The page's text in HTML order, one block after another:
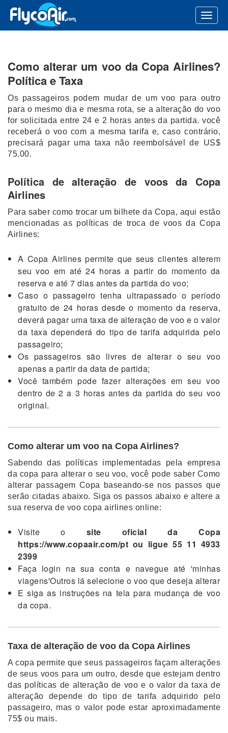
Como alterar um voo da Copa Airlines?
Política e Taxa
Os passageiros podem mudar de um voo para outro
para o mesmo dia e mesma rota, se a alteração do voo
for solicitada entre 24 e 2 horas antes da partida. você
receberá o voo com a mesma tarifa e, caso contrário,
precisará pagar uma taxa não reembolsável de US$
75.00.
Política de alteração de voos da Copa
Airlines
Para saber como trocar um bilhete da Copa, aqui estão
mencionadas as políticas de troca de voos da Copa
Airlines:
A Copa Airlines permite que seus clientes alterem
seu voo em até 24 horas a partir do momento da
reserva e até 7 dias antes da partida do voo;
Caso o passageiro tenha ultrapassado o período
gratuito de 24 horas desde o momento da reserva,
deverá pagar uma taxa de alteração de voo e o valor
da taxa dependerá do tipo de tarifa adquirida pelo
passageiro;
Os passageiros são livres de alterar o seu voo
apenas a partir da data de partida;
Você também pode fazer alterações em seu voo
dentro de 2 a 3 horas antes da partida do seu voo
original.
Como alterar um voo na Copa Airlines?
Sabendo das políticas implementadas pela empresa
da copa para alterar o seu voo, você pode saber Como
alterar passagem Copa baseando-se nos passos que
serão citadas abaixo. Siga os passos abaixo e altere a
sua reserva de voo copa airlines online:
Visite o site oficial da Copa
https://www.copaair.com/pt ou ligue 55 11 4933
2399
Faça login na sua conta e navegue até 'minhas
viagens'Outros lá selecione o voo que deseja alterar
E siga as instruções na tela para mudança de voo
da copa.
Taxa de alteração de voo da Copa Airlines
A copa permite que seus passageiros façam alterações
de seus voos para um outro, desde que estejam dentro
das políticas de alteração de voo e o valor da taxa de
alteração depende do tipo de tarifa adquirido pelo
passageiro, mas o valor pode estar aproximadamente
75$ ou mais.